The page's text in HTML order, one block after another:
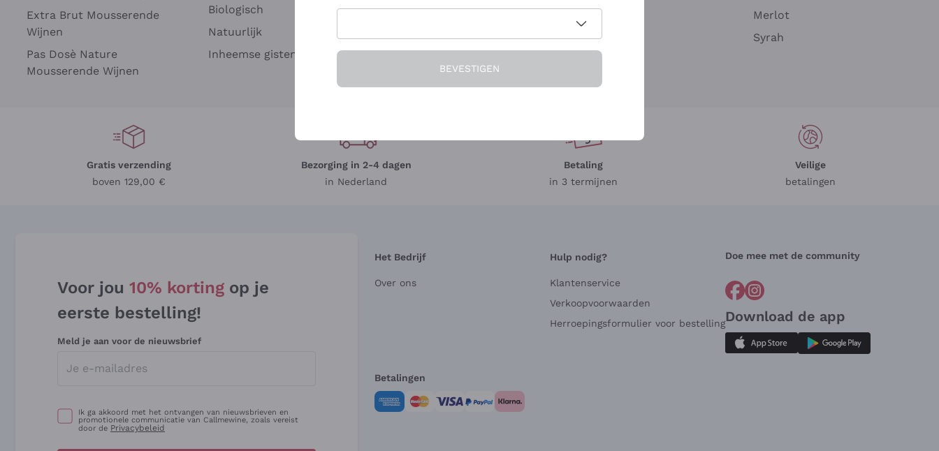
Extra Brut Mousserende
Wijnen
Pas Dosè Nature
Mousserende Wijnen
Biologisch
Natuurlijk
Inheemse gisten
Ca' dei Frati
Pinot Gris
Sauvignon
Merlot
Syrah
Gratis verzending
boven 129,00 €
Bezorging in 2-4 dagen
in Nederland
Betaling
in 3 termijnen
Veilige
betalingen
Voor jou 10% korting op je
eerste bestelling!
Meld je aan voor de nieuwsbrief
Ik ga akkoord met het ontvangen van nieuwsbrieven en
promotionele communicatie van Callmewine, zoals vereist
door de Privacybeleid
Het Bedrijf
Over ons
Hulp nodig?
Klantenservice
Verkoopvoorwaarden
Herroepingsformulier voor bestelling
Doe mee met de community
Download de app
Betalingen
BEVESTIGEN